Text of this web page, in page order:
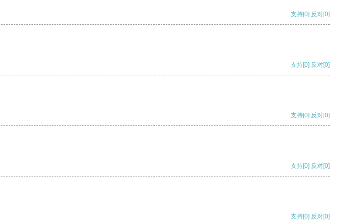
支持[0] 反对[0]
支持[0] 反对[0]
支持[0] 反对[0]
支持[0] 反对[0]
支持[0] 反对[0]